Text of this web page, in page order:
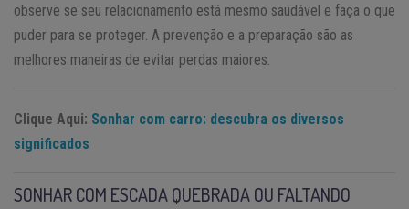
observe se seu relacionamento está mesmo saudável e faça o que
puder para se proteger. A prevenção e a preparação são as
melhores maneiras de evitar perdas maiores.
Clique Aqui: Sonhar com carro: descubra os diversos
significados
SONHAR COM ESCADA QUEBRADA OU FALTANDO